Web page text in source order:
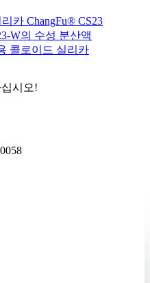
카 ChangFu® CS23
W의 수성 분산액
콜로이드 실리카
십시오!